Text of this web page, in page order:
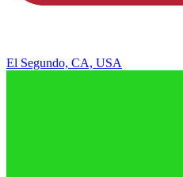
El Segundo, CA, USA